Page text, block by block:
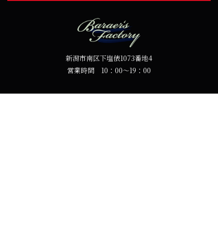
新潟市南区下塩俵1073番地4
営業時間 10：00～19：00